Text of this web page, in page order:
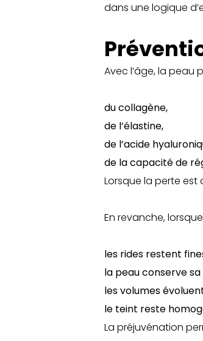
dans une logique
Avec l’âge, la peau
du collagène,
de l’élastine,
de l’acide
de la capacité de
Lorsque la perte est
En revanche,
les rides restent
la peau conserve sa
les volumes
le teint reste
La préjuvénation